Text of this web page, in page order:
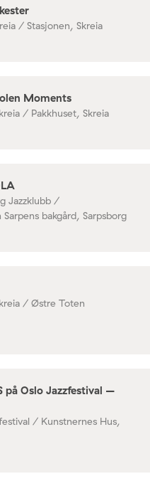
/ Stasjonen, Skreia
Moments
/ Pakkhuset, Skreia
Jazzklubb /
bakgård, Sarpsborg
/ Østre Toten
på Oslo Jazzfestival –
/ Kunstnernes Hus,